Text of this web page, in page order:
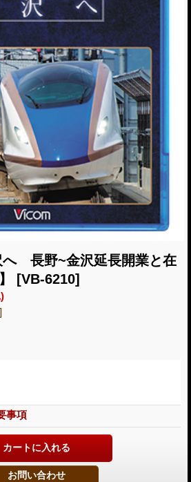
長野~金沢延長開業と在
[VB-6210]
]
事項